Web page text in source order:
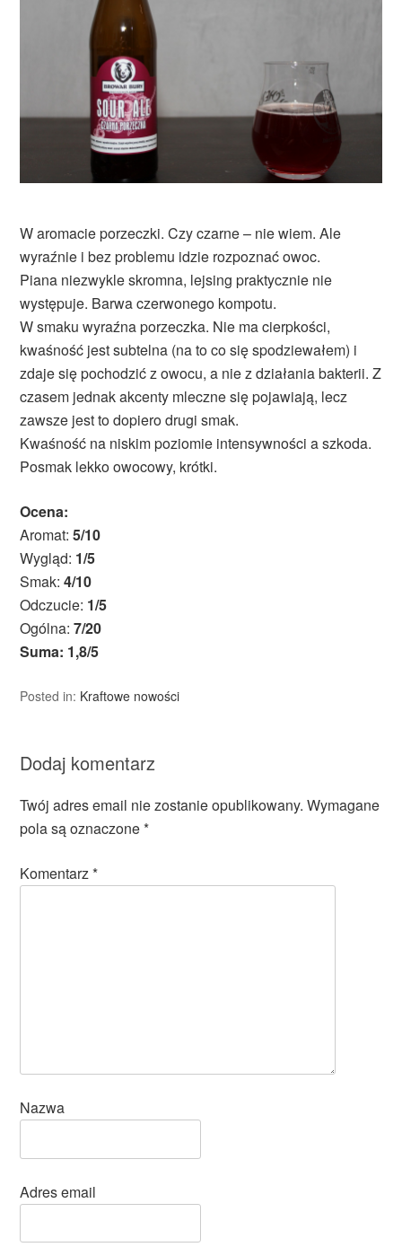
W aromacie porzeczki. Czy czarne – nie wiem. Ale
wyraźnie i bez problemu idzie rozpoznać owoc.
Piana niezwykle skromna, lejsing praktycznie nie
występuje. Barwa czerwonego kompotu.
W smaku wyraźna porzeczka. Nie ma cierpkości,
kwaśność jest subtelna (na to co się spodziewałem) i
zdaje się pochodzić z owocu, a nie z działania bakterii. Z
czasem jednak akcenty mleczne się pojawiają, lecz
zawsze jest to dopiero drugi smak.
Kwaśność na niskim poziomie intensywności a szkoda.
Posmak lekko owocowy, krótki.
Ocena:
Aromat:5/10
Wygląd: 1/5
Smak:4/10
Odczucie: 1/5
Ogólna:7/20
Suma: 1,8/5
Posted in: Kraftowe nowości
Dodaj komentarz
Twój adres email nie zostanie opublikowany. Wymagane
pola są oznaczone*
Komentarz*
Nazwa
Adres email